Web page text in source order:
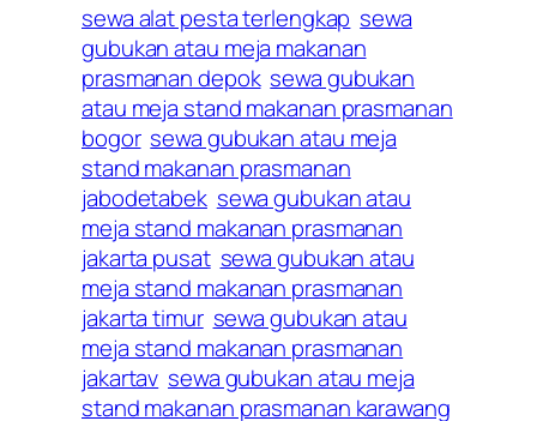
sewa alat pesta terlengkap sewa
gubukan atau meja makanan
prasmanan depok sewa gubukan
atau meja stand makanan prasmanan
bogor sewa gubukan atau meja
stand makanan prasmanan
jabodetabek sewa gubukan atau
meja stand makanan prasmanan
jakarta pusat sewa gubukan atau
meja stand makanan prasmanan
jakarta timur sewa gubukan atau
meja stand makanan prasmanan
jakartav sewa gubukan atau meja
stand makanan prasmanan karawang